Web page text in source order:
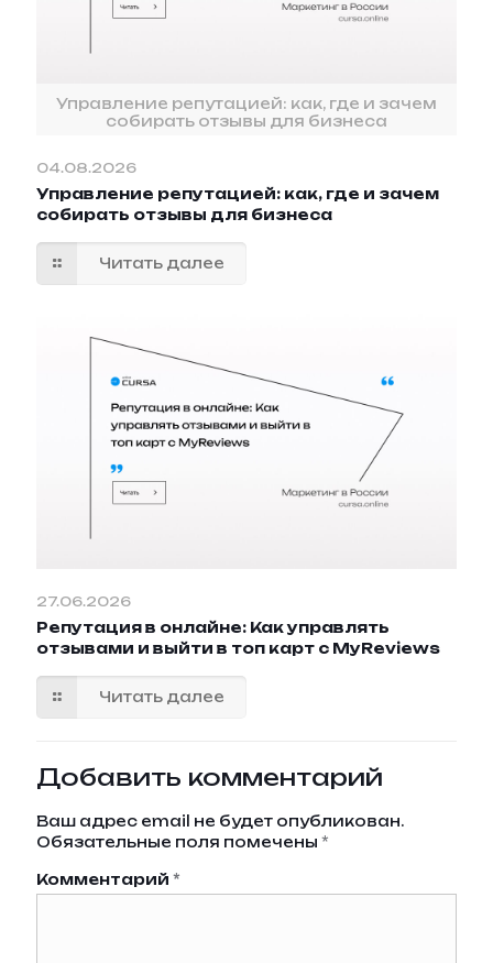
Управление репутацией: как, где и зачем
собирать отзывы для бизнеса
04.08.2026
Управление репутацией: как, где и зачем
собирать отзывы для бизнеса
Читать далее
27.06.2026
Репутация в онлайне: Как управлять
отзывами и выйти в топ карт с MyReviews
Читать далее
Добавить комментарий
Ваш адрес email не будет опубликован.
Обязательные поля помечены *
Комментарий *